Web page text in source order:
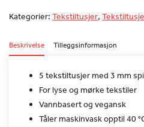
Kategorier: Tekstiltusjer,
Beskrivelse Tilleggsinformasjon
5 tekstiltusjer med 3 mm
For lyse og mørke tekstiler
Vannbasert og vegansk
Tåler maskinvask opptil 40